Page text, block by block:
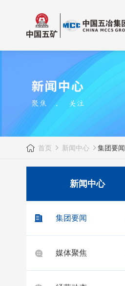
首页 新闻中心 集团要闻
新闻中心
集团要闻
媒体聚焦